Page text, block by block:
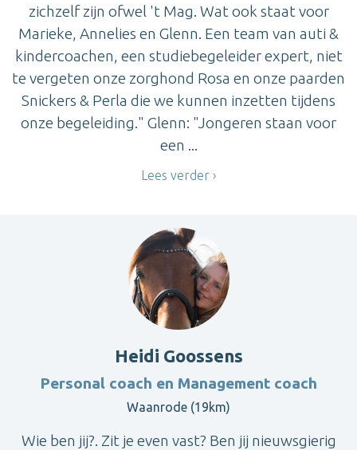
zichzelf zijn ofwel 't Mag. Wat ook staat voor
Marieke, Annelies en Glenn. Een team van auti &
kindercoachen, een studiebegeleider expert, niet
te vergeten onze zorghond Rosa en onze paarden
Snickers & Perla die we kunnen inzetten tijdens
onze begeleiding." Glenn: "Jongeren staan voor
een ...
Lees verder
Heidi Goossens
Personal coach en Management coach
Waanrode (19km)
Wie ben jij?. Zit je even vast? Ben jij nieuwsgierig